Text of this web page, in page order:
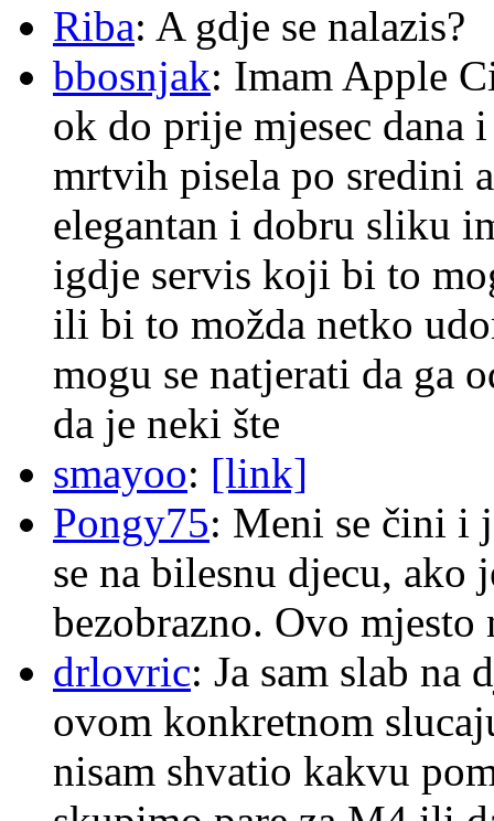
Riba: A gdje se nalazis?
bbosnjak: Imam Apple
ok do prije mjesec dana
mrtvih pisela po sredini
elegantan i dobru sliku
igdje servis koji bi to
ili bi to možda netko
mogu se natjerati da ga
da je neki šte
smayoo: [link]
Pongy75: Meni se čini i
se na bilesnu djecu, ako
bezobrazno. Ovo
drlovric: Ja sam slab na
ovom konkretnom
nisam shvatio kakvu